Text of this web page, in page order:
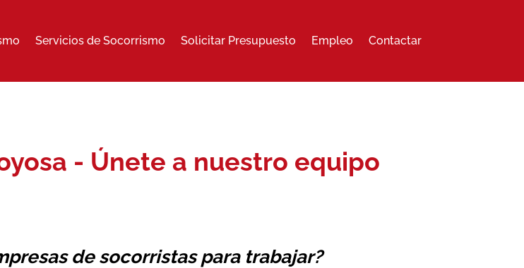
Servicios de Socorrismo Solicitar Presupuesto Empleo Contactar
- Únete a nuestro equipo
de socorristaspara trabajar?